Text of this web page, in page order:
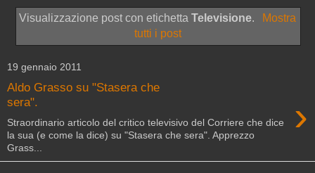
Visualizzazione post con etichettaTelevisione.
Mostra
tutti i post
19 gennaio 2011
Aldo Grasso su "Stasera che
sera".
›
Straordinario articolo del critico televisivo del Corriere che dice
la sua (e come la dice) su "Stasera che sera". Apprezzo
Grass...